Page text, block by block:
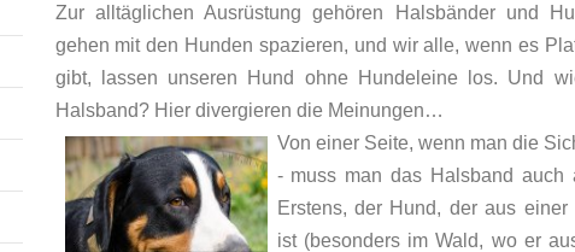
Zur alltäglichen Ausrüstung gehören Halsbänder und
gehen mit den Hunden spazieren, und wir alle, wenn es
gibt, lassen unseren Hund ohne Hundeleine los. Und
Halsband? Hier divergieren die Meinungen…
Von einer Seite, wenn man die
- muss man das Halsband auch
Erstens, der Hund, der aus
ist (besonders im Wald, wo er